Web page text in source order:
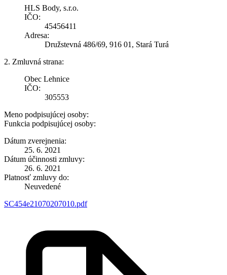
HLS Body, s.r.o.
IČO:
45456411
Adresa:
Družstevná 486/69, 916 01, Stará Turá
2. Zmluvná strana:
Obec Lehnice
IČO:
305553
Meno podpisujúcej osoby:
Funkcia podpisujúcej osoby:
Dátum zverejnenia:
25. 6. 2021
Dátum účinnosti zmluvy:
26. 6. 2021
Platnosť zmluvy do:
Neuvedené
SC454e21070207010.pdf